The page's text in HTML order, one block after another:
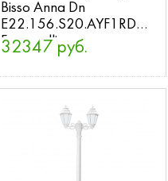
Bisso Anna Dn
E22.156.S20.AYF1RDN
Fumagalli
32347 руб.